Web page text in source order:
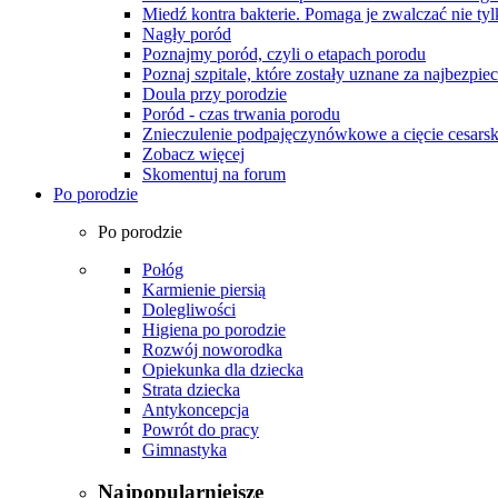
Miedź kontra bakterie. Pomaga je zwalczać nie
Nagły poród
Poznajmy poród, czyli o etapach porodu
Poznaj szpitale, które zostały uznane za
Doula przy porodzie
Poród - czas trwania porodu
Znieczulenie podpajęczynówkowe a cięcie
Zobacz więcej
Skomentuj na forum
Po porodzie
Po porodzie
Połóg
Karmienie piersią
Dolegliwości
Higiena po porodzie
Rozwój noworodka
Opiekunka dla dziecka
Strata dziecka
Antykoncepcja
Powrót do pracy
Gimnastyka
Najpopularniejsze